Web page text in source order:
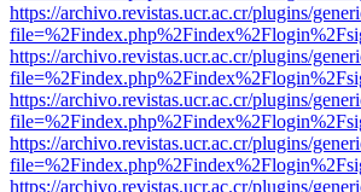
https://archivo.revistas.ucr.ac.cr/plugins/
https://archivo.revistas.ucr.ac.cr/plugins/
https://archivo.revistas.ucr.ac.cr/plugins/
https://archivo.revistas.ucr.ac.cr/plugins/
https://archivo.revistas.ucr.ac.cr/plugins/